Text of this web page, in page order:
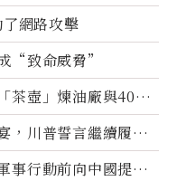
網路攻擊
“致命威脅”
茶壺」煉油廠與40家
，川普誓言繼續履行
事行動前向中國提供